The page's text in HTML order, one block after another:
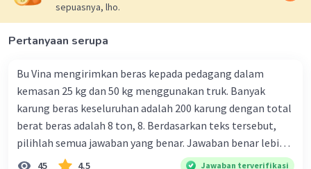
sepuasnya, lho.
Pertanyaan serupa
Bu Vina mengirimkan beras kepada pedagang dalam
kemasan 25 kg dan 50 kg menggunakan truk. Banyak
karung beras keseluruhan adalah 200 karung dengan total
berat beras adalah 8 ton, 8. Berdasarkan teks tersebut,
pilihlah semua jawaban yang benar. Jawaban benar lebih
dari satu. Banyak karung beras kemasan 25 kg adalah 50
45 4.5 Jawaban terverifikasi